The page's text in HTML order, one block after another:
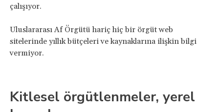
çalışıyor.
Uluslararası Af Örgütü hariç hiç bir örgüt web
sitelerinde yıllık bütçeleri ve kaynaklarına ilişkin bilgi
vermiyor.
Kitlesel örgütlenmeler, yerel